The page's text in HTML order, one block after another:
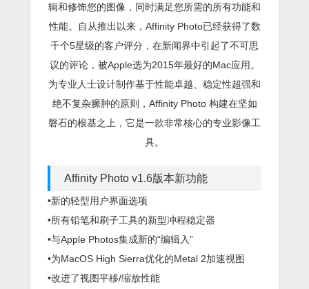
辑和修饰您的图像，同时满足您所需的所有功能和
性能。自从推出以来，Affinity Photo已经获得了数
千个5星级的客户评分，在新闻界中引起了不可思
议的评论，被Apple选为2015年最好的Mac应用。
为专业人士设计制作基于性能卓越、稳定性超强和
绝不复杂臃肿的原则，Affinity Photo 构建在坚如
磐石的根基之上，它是一款非常核心的专业影像工
具。
Affinity Photo v1.6版本新功能
•新的轻型用户界面选项
•所有铅笔和刷子工具的新型冲程稳定器
•与Apple Photos集成新的“编辑入”
•为MacOS High Sierra优化的Metal 2加速视图
•改进了视图平移/缩放性能